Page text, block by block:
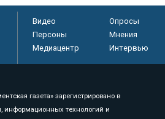
Видео Опросы
Персоны
Мнения
Медиацентр
Интервью
газета» зарегистрировано в
информационных технологий и